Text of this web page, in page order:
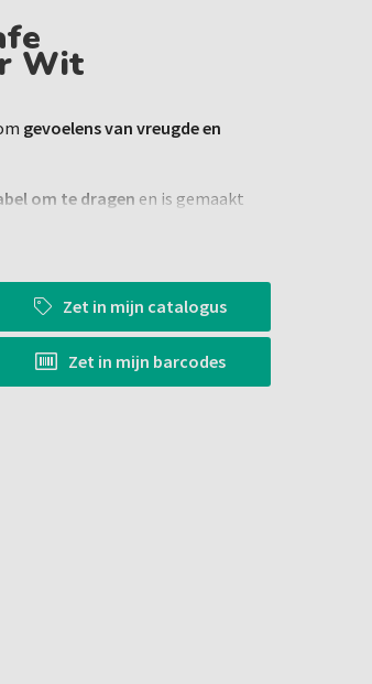
Wit
gevoelens van vreugde en
om te dragen en is gemaakt
Zet in mijn catalogus
Zet in mijn barcodes